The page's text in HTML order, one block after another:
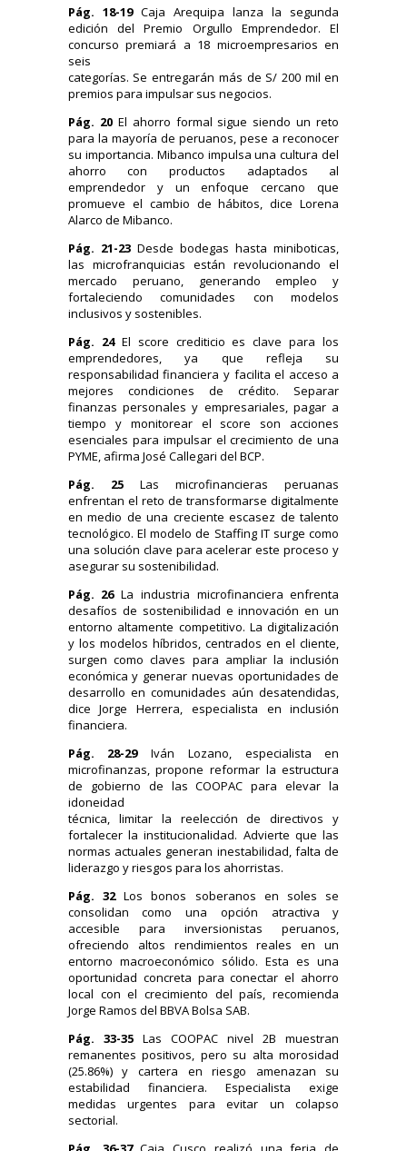
Pág. 18-19Caja Arequipa lanza la segunda
edición del Premio Orgullo Emprendedor. El
concurso premiará a 18 microempresarios en
seis
categorías. Se entregarán más de S/ 200 mil en
premios para impulsar sus negocios.
Pág. 20El ahorro formal sigue siendo un reto
para la mayoría de peruanos, pese a reconocer
su importancia. Mibanco impulsa una cultura del
ahorro con productos adaptados al
emprendedor y un enfoque cercano que
promueve el cambio de hábitos, dice Lorena
Alarco de Mibanco.
Pág. 21-23Desde bodegas hasta miniboticas,
las microfranquicias están revolucionando el
mercado peruano, generando empleo y
fortaleciendo comunidades con modelos
inclusivos y sostenibles.
Pág. 24El score crediticio es clave para los
emprendedores, ya que refleja su
responsabilidad financiera y facilita el acceso a
mejores condiciones de crédito. Separar
finanzas personales y empresariales, pagar a
tiempo y monitorear el score son acciones
esenciales para impulsar el crecimiento de una
PYME, afirma José Callegari del BCP.
Pág. 25Las microfinancieras peruanas
enfrentan el reto de transformarse digitalmente
en medio de una creciente escasez de talento
tecnológico. El modelo de Staffing IT surge como
una solución clave para acelerar este proceso y
asegurar su sostenibilidad.
Pág. 26La industria microfinanciera enfrenta
desafíos de sostenibilidad e innovación en un
entorno altamente competitivo. La digitalización
y los modelos híbridos, centrados en el cliente,
surgen como claves para ampliar la inclusión
económica y generar nuevas oportunidades de
desarrollo en comunidades aún desatendidas,
dice Jorge Herrera, especialista en inclusión
financiera.
Pág. 28-29Iván Lozano, especialista en
microfinanzas, propone reformar la estructura
de gobierno de las COOPAC para elevar la
idoneidad
técnica, limitar la reelección de directivos y
fortalecer la institucionalidad. Advierte que las
normas actuales generan inestabilidad, falta de
liderazgo y riesgos para los ahorristas.
Pág. 32Los bonos soberanos en soles se
consolidan como una opción atractiva y
accesible para inversionistas peruanos,
ofreciendo altos rendimientos reales en un
entorno macroeconómico sólido. Esta es una
oportunidad concreta para conectar el ahorro
local con el crecimiento del país, recomienda
Jorge Ramos del BBVA Bolsa SAB.
Pág. 33-35 Las COOPAC nivel 2B muestran
remanentes positivos, pero su alta morosidad
(25.86%) y cartera en riesgo amenazan su
estabilidad financiera. Especialista exige
medidas urgentes para evitar un colapso
sectorial.